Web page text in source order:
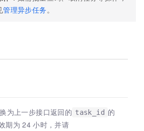
管理异步任务 。
为上一步接口返回的 task_id 的
期为 24 小时， 并请